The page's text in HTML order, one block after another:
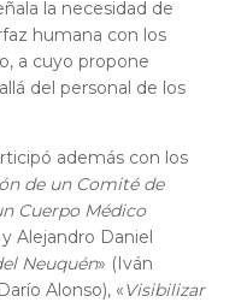
la necesidad de
humana con los
a cuyo propone
del personal de los
además con los
de un Comité de
Cuerpo Médico
Alejandro Daniel
Neuquén» (Iván
Alonso), «Visibilizar